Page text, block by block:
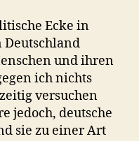
Ecke in
Deutschland
und ihren
ich nichts
versuchen
jedoch, deutsche
sie zu einer Art